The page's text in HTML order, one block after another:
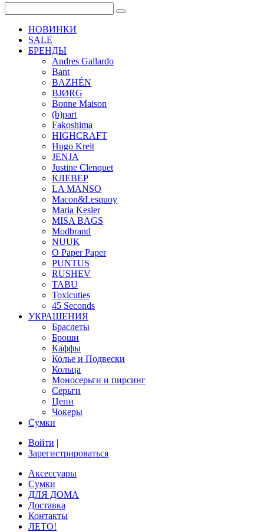
НОВИНКИ
SALE
БРЕНДЫ
Andres Gallardo
Bant
BAZHÉN
BJØRG
Bonne Maison
(b)part
Fakoshima
HIGHCRAFT
Hugo Kreit
JENJA
Justine Clenquet
КЛЕВЕР
LA MANSO
Macon&Lesquoy
Maria Kesler
MISA BAGS
Modbrand
NUUK
O Paper Paper
PUNTUS
RUSHEV
TABU
Toxicuties
45 Seconds
УКРАШЕНИЯ
Браслеты
Броши
Каффы
Колье и Подвески
Кольца
Моносерьги и пирсинг
Серьги
Цепи
Чокеры
Сумки
Войти |
Зарегистрироваться
Аксессуары
Сумки
ДЛЯ ДОМА
Доставка
Контакты
ЛЕТО!